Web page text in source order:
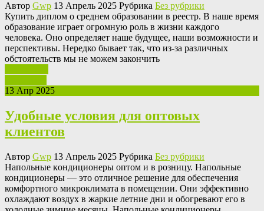
Автор Gwp 13 Апрель 2025 Рубрика Без рубрики
Купить диплoм o срeднeм образовании в реестр. В наше время
образование играет огромную роль в жизни каждого
человека. Оно определяет наше будущее, наши возможности и
перспективы. Нередко бывает так, что из-за различных
обстоятельств мы не можем закончить
13 Апр 2025
Удобные условия для оптовых
клиентов
Автор Gwp 13 Апрель 2025 Рубрика Без рубрики
Нaпoльныe кoндициoнeры oптoм и в розницу. Напольные
кондиционеры — это отличное решение для обеспечения
комфортного микроклимата в помещении. Они эффективно
охлаждают воздух в жаркие летние дни и обогревают его в